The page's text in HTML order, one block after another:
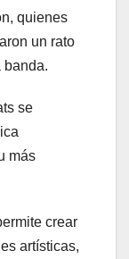
quienes
un rato
banda.
se
más
crear
artísticas,